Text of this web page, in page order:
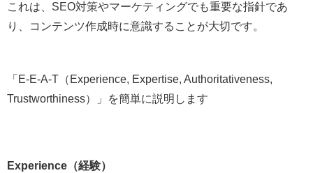
これは、SEO対策やマーケティングでも重要な指針であ
り、コンテンツ作成時に意識することが大切です。
「E-E-A-T（Experience, Expertise, Authoritativeness,
Trustworthiness）」を簡単に説明します
Experience（経験）